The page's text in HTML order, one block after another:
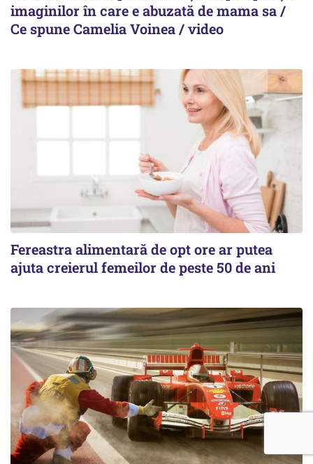
imaginilor în care e abuzată de mama sa /
Ce spune Camelia Voinea / video
Fereastra alimentară de opt ore ar putea
ajuta creierul femeilor de peste 50 de ani